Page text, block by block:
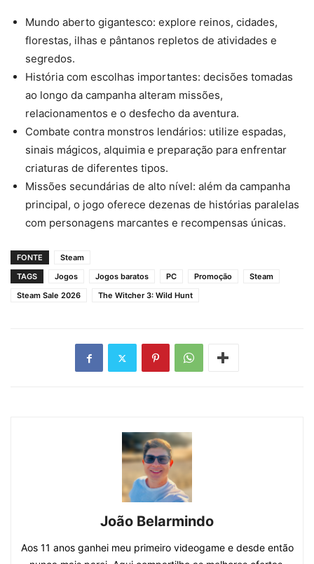
Mundo aberto gigantesco: explore reinos, cidades,
florestas, ilhas e pântanos repletos de atividades e
segredos.
História com escolhas importantes: decisões tomadas
ao longo da campanha alteram missões,
relacionamentos e o desfecho da aventura.
Combate contra monstros lendários: utilize espadas,
sinais mágicos, alquimia e preparação para enfrentar
criaturas de diferentes tipos.
Missões secundárias de alto nível: além da campanha
principal, o jogo oferece dezenas de histórias paralelas
com personagens marcantes e recompensas únicas.
FONTE
Steam
TAGS
Jogos Jogos baratos PC Promoção
Steam
Steam Sale 2026
The Witcher 3: Wild Hunt
João Belarmindo
Aos 11 anos ganhei meu primeiro videogame e desde então